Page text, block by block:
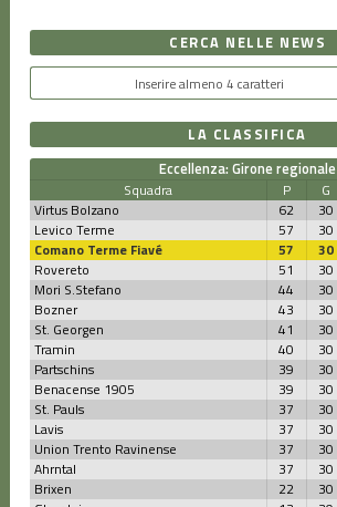
CERCA NELLE NEWS
LA CLASSIFICA
Eccellenza: Girone regionale
Squadra P G
Virtus Bolzano
62 30
Levico Terme
57 30
Comano Terme Fiavé
57 30
Rovereto
51 30
Mori S.Stefano
44 30
Bozner
43 30
St. Georgen
41 30
Tramin
40 30
Partschins
39 30
Benacense 1905
39 30
St. Pauls
37 30
Lavis
37 30
Union Trento Ravinense
37 30
Ahrntal
37 30
Brixen
22 30